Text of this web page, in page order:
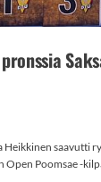
saavutti
Open Poomsae -